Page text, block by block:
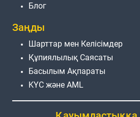
Блог
Заңды
Шарттар мен Келісімдер
Құпиялылық Саясаты
Басылым Ақпараты
KYC және AML